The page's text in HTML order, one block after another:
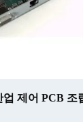
제어 PCB 조